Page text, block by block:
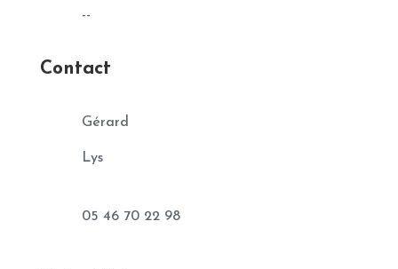
--
Contact
Gérard
Lys
05 46 70 22 98